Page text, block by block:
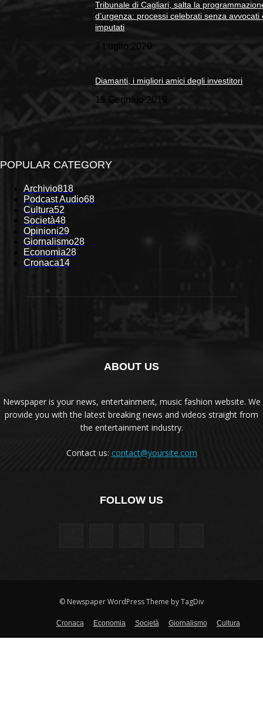
Tribunale di Cagliari, salta la
d’urgenza: processi celebrati senza avvocati
imputati
7 Luglio 2020
Diamanti, i migliori amici degli investitori
15 Gennaio 2019
POPULAR CATEGORY
Archivio818
Podcast Audio68
Cultura52
Società48
Opinioni29
Giornalismo28
Economia28
Cronaca14
ABOUT US
Newspaper is your news, entertainment, music fashion website. We
provide you with the latest breaking news and videos straight from
the entertainment industry.
Contact us: contact@yoursite.com
FOLLOW US
© Newspaper WordPress Theme by TagDiv
Cronaca Economia Società Giornalismo Cultura